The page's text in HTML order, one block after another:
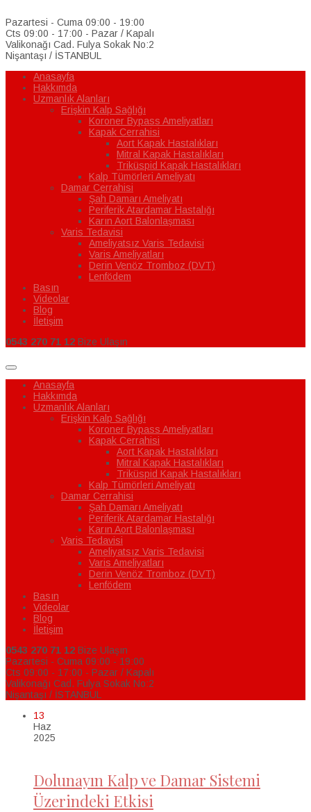
Pazartesi - Cuma 09:00 - 19:00
Cts 09:00 - 17:00 - Pazar / Kapalı
Valikonağı Cad. Fulya Sokak No:2
Nişantaşı / İSTANBUL
Anasayfa
Hakkımda
Uzmanlık Alanları
Erişkin Kalp Sağlığı
Koroner Bypass Ameliyatları
Kapak Cerrahisi
Aort Kapak Hastalıkları
Mitral Kapak Hastalıkları
Triküspid Kapak Hastalıkları
Kalp Tümörleri Ameliyatı
Damar Cerrahisi
Şah Damarı Ameliyatı
Periferik Atardamar Hastalığı
Karın Aort Balonlaşması
Varis Tedavisi
Ameliyatsız Varis Tedavisi
Varis Ameliyatları
Derin Venöz Tromboz (DVT)
Lenfödem
Basın
Videolar
Blog
İletişim
0543 270 71 12 Bize Ulaşın
Anasayfa
Hakkımda
Uzmanlık Alanları
Erişkin Kalp Sağlığı
Koroner Bypass Ameliyatları
Kapak Cerrahisi
Aort Kapak Hastalıkları
Mitral Kapak Hastalıkları
Triküspid Kapak Hastalıkları
Kalp Tümörleri Ameliyatı
Damar Cerrahisi
Şah Damarı Ameliyatı
Periferik Atardamar Hastalığı
Karın Aort Balonlaşması
Varis Tedavisi
Ameliyatsız Varis Tedavisi
Varis Ameliyatları
Derin Venöz Tromboz (DVT)
Lenfödem
Basın
Videolar
Blog
İletişim
0543 270 71 12 Bize Ulaşın
Pazartesi - Cuma 09:00 - 19:00
Cts 09:00 - 17:00 - Pazar / Kapalı
Valikonağı Cad. Fulya Sokak No:2
Nişantaşı / İSTANBUL
13
Haz
2025
Dolunayın Kalp ve Damar Sistemi
Üzerindeki Etkisi